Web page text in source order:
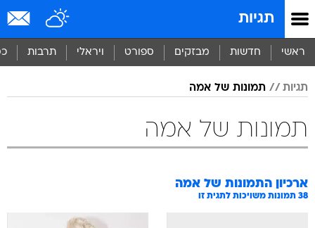
תגיות
ראשי חדשות מבזקים ספורט ויראלי תרבות
תגיות תמונות של אמה
תמונות של אמה
ארכיון התמונות של אמה
38 תמונות משויכות לתגית זו